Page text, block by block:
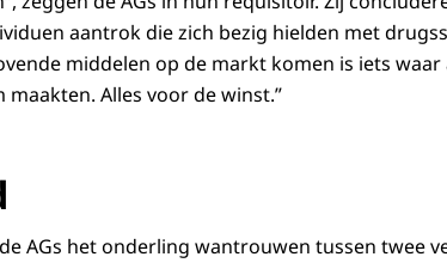
aantrok die zich bezig hielden met
middelen op de markt komen is iets
Alles voor de winst.”
AGs het onderling wantrouwen tussen twee